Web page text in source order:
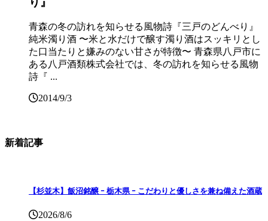
青森の冬の訪れを知らせる風物詩『三戸のどんべり』
純米濁り酒 〜米と水だけで醸す濁り酒はスッキリとし
た口当たりと嫌みのない甘さが特徴〜 青森県八戸市に
ある八戸酒類株式会社では、冬の訪れを知らせる風物
詩『 ...
2014/9/3
新着記事
【杉並木】飯沼銘醸 ｰ 栃木県 ｰ こだわりと優しさを兼ね備えた酒蔵
2026/8/6